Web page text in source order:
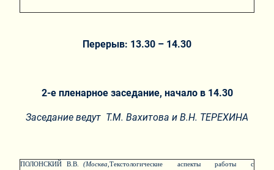
Перерыв: 13.30 – 14.30
2-е пленарное заседание, начало в 14.30
Заседание ведут Т.М. Вахитова и В.Н. ТЕРЕХИНА
ПОЛОНСКИЙ В.В. (Москва,Текстологические аспекты работы с